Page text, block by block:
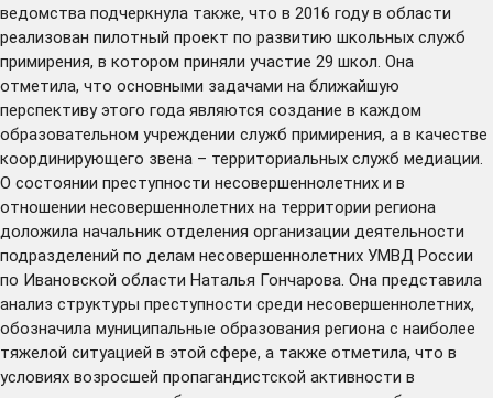
ведомства подчеркнула также, что в 2016 году в области
реализован пилотный проект по развитию школьных служб
примирения, в котором приняли участие 29 школ. Она
отметила, что основными задачами на ближайшую
перспективу этого года являются создание в каждом
образовательном учреждении служб примирения, а в качестве
координирующего звена – территориальных служб медиации.
О состоянии преступности несовершеннолетних и в
отношении несовершеннолетних на территории региона
доложила начальник отделения организации деятельности
подразделений по делам несовершеннолетних УМВД России
по Ивановской области Наталья Гончарова. Она представила
анализ структуры преступности среди несовершеннолетних,
обозначила муниципальные образования региона с наиболее
тяжелой ситуацией в этой сфере, а также отметила, что в
условиях возросшей пропагандистской активности в